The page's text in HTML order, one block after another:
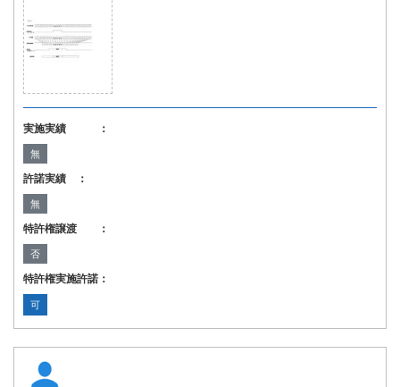
実施実績 ：
無
許諾実績 ：
無
特許権譲渡 ：
否
特許権実施許諾：
可